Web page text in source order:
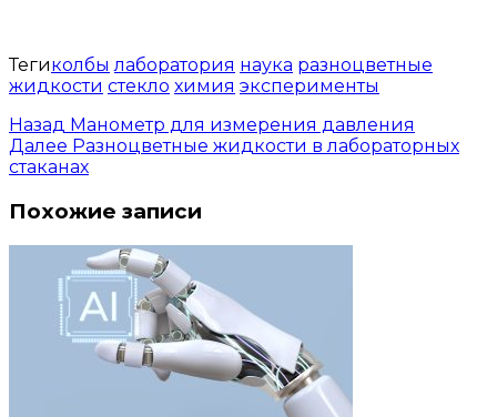
Тегиколбы лаборатория наука разноцветные
жидкости стекло химия эксперименты
Назад Манометр для измерения давления
Далее Разноцветные жидкости в лабораторных
стаканах
Похожие записи